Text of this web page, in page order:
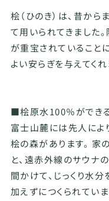
桧（ひのき）は、昔か
て用いられてきました
が重宝されていること
よい安らぎを与えてくれ
■桧原水100％ができ
富士山麓には先人によ
桧の森があります。 家
と、遠赤外線のサウナ
間かけて、じっくり水
加えずにつくられていま